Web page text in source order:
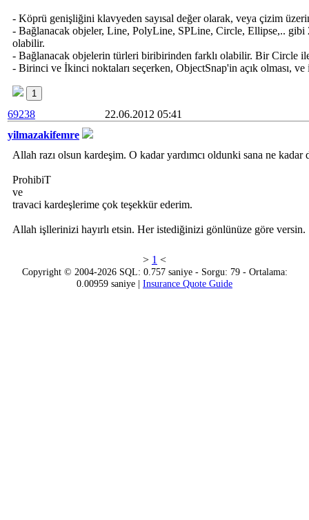
- Köprü genişliğini klavyeden sayısal değer olarak, veya çizim
- Bağlanacak objeler, Line, PolyLine, SPLine, Circle, Ellipse,..
olabilir.
- Bağlanacak objelerin türleri biribirinden farklı olabilir. Bir Circle
- Birinci ve İkinci noktaları seçerken, ObjectSnap'in açık olması,
1
69238
22.06.2012 05:41
yilmazakifemre
Allah razı olsun kardeşim. O kadar yardımcı oldunki sana ne kadar
ProhibiT
ve
travaci kardeşlerime çok teşekkür ederim.
Allah işllerinizi hayırlı etsin. Her istediğinizi gönlünüze göre versin.
> 1 <
Copyright © 2004-2026 SQL: 0.757 saniye - Sorgu: 79 - Ortalama:
0.00959 saniye | Insurance Quote Guide